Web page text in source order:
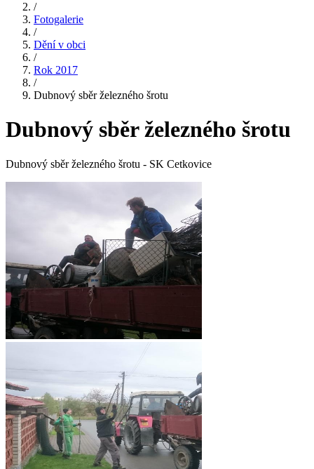
/
Fotogalerie
/
Dění v obci
/
Rok 2017
/
Dubnový sběr železného šrotu
Dubnový sběr železného šrotu
Dubnový sběr železného šrotu - SK Cetkovice